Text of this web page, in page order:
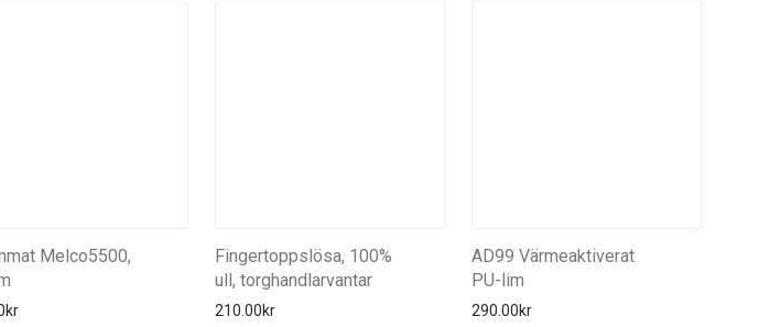
Melco5500,
kr
Fingertoppslösa, 100%
ull, torghandlarvantar
210.00kr
AD99 Värmeaktiverat
PU-lim
290.00kr